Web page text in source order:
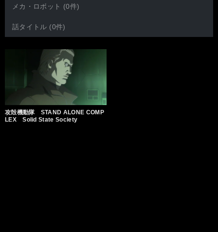
メカ・ロボット (0件)
話タイトル (0件)
攻殻機動隊 STAND ALONE COMP
LEX Solid State Society